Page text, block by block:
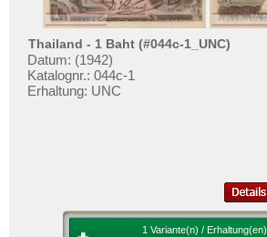
Erhaltungsgrade
Gratisbanknoten
FAQ
Mehr über...
Liefer- und Versandkosten
Thailand - 1 Baht (#044c-1_UNC)
Datum: (1942)
Katalognr.: 044c-1
Erhaltung: UNC
1 Variante(n) / Erhaltung(en)